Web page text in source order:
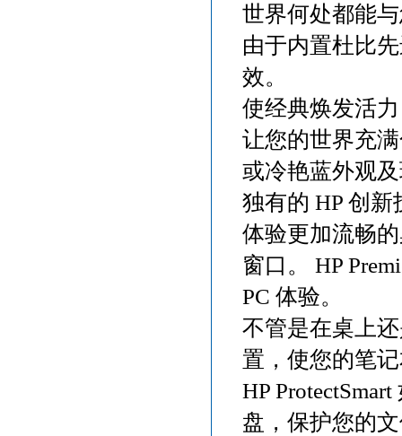
世界何处都能
由于内置杜比
效。
使经典焕发活力
让您的世界充
或冷艳蓝外观
独有的 HP 创新
体验更加流畅
窗口。 HP
PC 体验。
不管是在桌上
置，使您的笔
HP
盘，保护您的